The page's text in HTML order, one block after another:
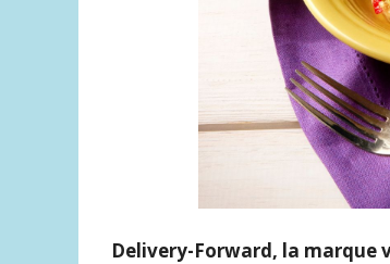
Delivery-Forward, la marque